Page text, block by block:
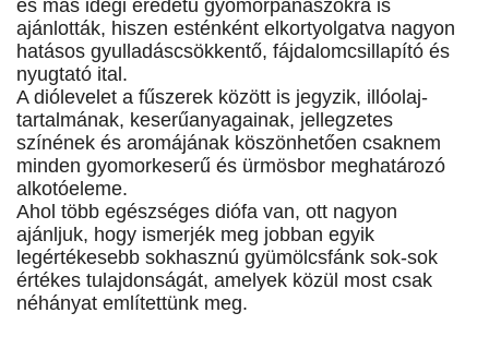
és más idegi eredetű gyomorpanaszokra is
ajánlották, hiszen esténként elkortyolgatva nagyon
hatásos gyulladáscsökkentő, fájdalomcsillapító és
nyugtató ital.
A diólevelet a fűszerek között is jegyzik, illóolaj-
tartalmának, keserűanyagainak, jellegzetes
színének és aromájának köszönhetően csaknem
minden gyomorkeserű és ürmösbor meghatározó
alkotóeleme.
Ahol több egészséges diófa van, ott nagyon
ajánljuk, hogy ismerjék meg jobban egyik
legértékesebb sokhasznú gyümölcsfánk sok-sok
értékes tulajdonságát, amelyek közül most csak
néhányat említettünk meg.